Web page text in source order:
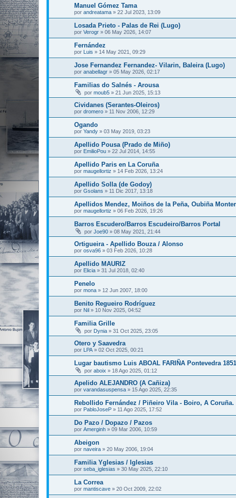
Manuel Gómez Tama
por andreatama » 22 Jul 2023, 13:09
Losada Prieto - Palas de Rei (Lugo)
por Verogr » 06 May 2026, 14:07
Fernández
por Luis » 14 May 2021, 09:29
Jose Fernandez Fernandez- Vilarin, Baleira (Lugo)
por anabellagr » 05 May 2026, 02:17
Familias do Salnés - Arousa
por moub5 » 21 Jun 2025, 15:13
Cividanes (Serantes-Oleiros)
por dromero » 11 Nov 2006, 12:29
Ogando
por Yandy » 03 May 2019, 03:23
Apellido Pousa (Prado de Miño)
por EmilioPou » 22 Jul 2014, 14:55
Apellido Paris en La Coruña
por maugellortiz » 14 Feb 2026, 13:24
Apellido Solla (de Godoy)
por Gsolans » 11 Dic 2017, 13:18
Apellidos Mendez, Moiños de la Peña, Oubiña
por maugellortiz » 06 Feb 2026, 19:26
Barros Escudero/Barros Escudeiro/Barros Portal
por Joe90 » 08 May 2021, 21:44
Ortigueira - Apellido Bouza / Alonso
por osva96 » 03 Feb 2026, 10:28
Apellido MAURIZ
por Elicia » 31 Jul 2018, 02:40
Penelo
por mona » 12 Jun 2007, 18:00
Benito Regueiro Rodríguez
por Nil » 10 Nov 2025, 04:52
Familia Grille
por Dynia » 31 Oct 2025, 23:05
Otero y Saavedra
por LPA » 02 Oct 2025, 00:21
Lugar bautismo Luis ABOAL FARIÑA Pontevedra 1851
por aboix » 18 Ago 2025, 01:12
Apelido ALEJANDRO (A Cañiza)
por varandasuspensa » 15 Ago 2025, 22:35
Rebollido Fernández / Piñeiro Vila - Boiro, A Coruña.
por PabloJoseP » 11 Ago 2025, 17:52
Do Pazo / Dopazo / Pazos
por Amerginh » 09 Mar 2006, 10:59
Abeigon
por naveira » 20 May 2006, 19:04
Familia Yglesias / Iglesias
por seba_iglesias » 30 May 2025, 22:10
La Correa
por mantiscave » 20 Oct 2009, 22:02